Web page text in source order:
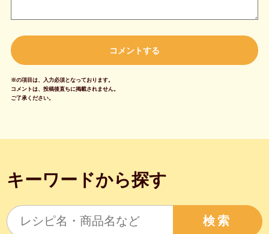
※の項目は、入力必須となっております。
コメントは、投稿後直ちに掲載されません。
ご了承ください。
キーワードから探す
検索